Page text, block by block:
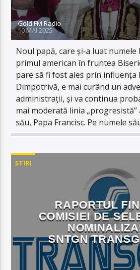
Gold FM Radio
10 MAI 2025
Noul papă, care și-a luat numele
primul american în fruntea
pare să fi fost ales prin influența
Dimpotrivă, e mai curând un
administrații, și va continua
mai moderată linia
său, Papa Francisc. Pe numele
STIRI
RAPORTUL
COMISIEI DE
SNTGN